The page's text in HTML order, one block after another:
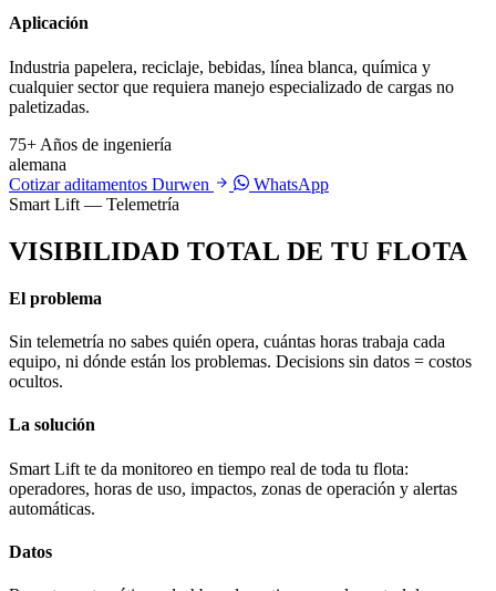
Aplicación
Industria papelera, reciclaje, bebidas, línea blanca, química y
cualquier sector que requiera manejo especializado de cargas no
paletizadas.
75+ Años de ingeniería
alemana
Cotizar aditamentos Durwen
WhatsApp
Smart Lift — Telemetría
VISIBILIDAD TOTAL DE TU FLOTA
El problema
Sin telemetría no sabes quién opera, cuántas horas trabaja cada
equipo, ni dónde están los problemas. Decisions sin datos = costos
ocultos.
La solución
Smart Lift te da monitoreo en tiempo real de toda tu flota:
operadores, horas de uso, impactos, zonas de operación y alertas
automáticas.
Datos